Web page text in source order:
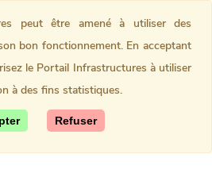
peut être amené à utiliser des
bon fonctionnement. En acceptant
le Portail Infrastructures à utiliser
à des fins statistiques.
Refuser